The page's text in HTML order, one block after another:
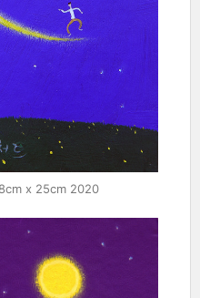
x 25cm 2020